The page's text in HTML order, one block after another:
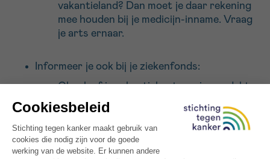
vakantieland? Dan moet je daar rekening
mee houden bij je medicijn-inname. Vraag
je arts ernaar.
Informeer je ook bij je ziekenfonds:
Check of je vakantiebestemming gedekt
is door de reisbijstand van je ziekenfonds.
ziekteverzekeringskaart (EHIC) mee
als je naar het buitenland gaat. Deze